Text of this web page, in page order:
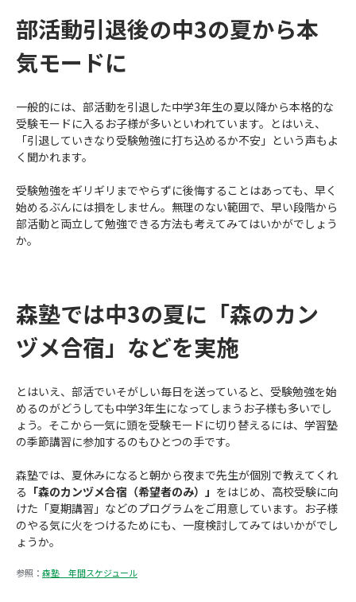
部活動引退後の中3の夏から本
気モードに
一般的には、部活動を引退した中学3年生の夏以降から本格的な
受験モードに入るお子様が多いといわれています。とはいえ、
「引退していきなり受験勉強に打ち込めるか不安」という声もよ
く聞かれます。
受験勉強をギリギリまでやらずに後悔することはあっても、早く
始めるぶんには損をしません。無理のない範囲で、早い段階から
部活動と両立して勉強できる方法も考えてみてはいかがでしょう
か。
森塾では中3の夏に「森のカン
ヅメ合宿」などを実施
とはいえ、部活でいそがしい毎日を送っていると、受験勉強を始
めるのがどうしても中学3年生になってしまうお子様も多いでし
ょう。そこから一気に頭を受験モードに切り替えるには、学習塾
の季節講習に参加するのもひとつの手です。
森塾では、夏休みになると朝から夜まで先生が個別で教えてくれ
る 「森のカンヅメ合宿（希望者のみ）」 をはじめ、高校受験に向
けた「夏期講習」などのプログラムをご用意しています。お子様
のやる気に火をつけるためにも、一度検討してみてはいかがでし
ょうか。
参照： 森塾 年間スケジュール